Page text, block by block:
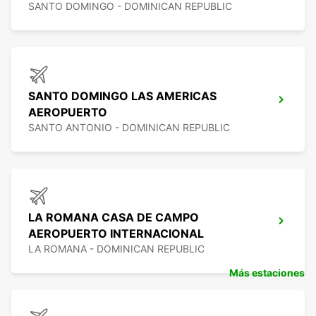
SANTO DOMINGO - DOMINICAN REPUBLIC
SANTO DOMINGO LAS AMERICAS
AEROPUERTO
SANTO ANTONIO - DOMINICAN REPUBLIC
LA ROMANA CASA DE CAMPO
AEROPUERTO INTERNACIONAL
LA ROMANA - DOMINICAN REPUBLIC
Más estaciones